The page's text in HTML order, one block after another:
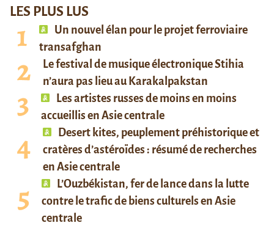
LES PLUS LUS
Un nouvel élan pour le projet ferroviaire
transafghan
Le festival de musique électronique Stihia
n’aura pas lieu au Karakalpakstan
Les artistes russes de moins en moins
accueillis en Asie centrale
Desert kites, peuplement préhistorique et
cratères d’astéroïdes : résumé de recherches
en Asie centrale
L’Ouzbékistan, fer de lance dans la lutte
contre le trafic de biens culturels en Asie
centrale